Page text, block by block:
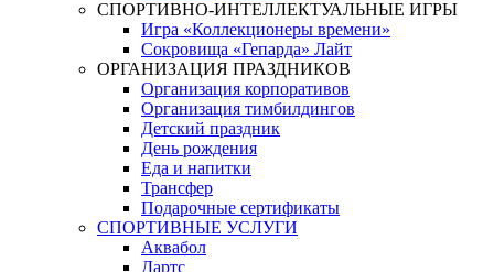
СПОРТИВНО-ИНТЕЛЛЕКТУАЛЬНЫЕ ИГРЫ
Игра «Коллекционеры времени»
Сокровища «Гепарда» Лайт
ОРГАНИЗАЦИЯ ПРАЗДНИКОВ
Организация корпоративов
Организация тимбилдингов
Детский праздник
День рождения
Еда и напитки
Трансфер
Подарочные сертификаты
СПОРТИВНЫЕ УСЛУГИ
Аквабол
Дартс